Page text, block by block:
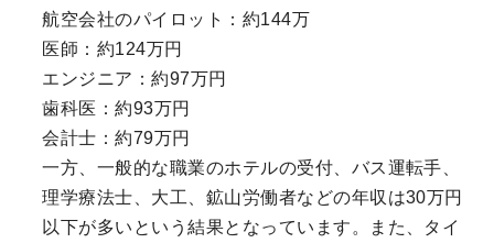
航空会社のパイロット：約144万
医師：約124万円
エンジニア：約97万円
歯科医：約93万円
会計士：約79万円
一方、一般的な職業のホテルの受付、バス運転手、
理学療法士、大工、鉱山労働者などの年収は30万円
以下が多いという結果となっています。また、タイ